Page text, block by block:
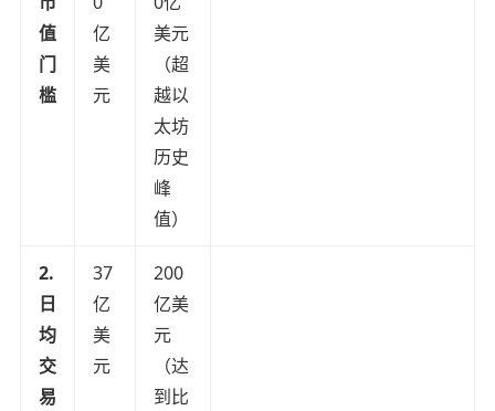
值
门
槛
亿
美
元
美元
（超
越以
太坊
历史
峰
值）
2.
日
均
交
易
37
亿
美
元
200
亿美
元
（达
到比